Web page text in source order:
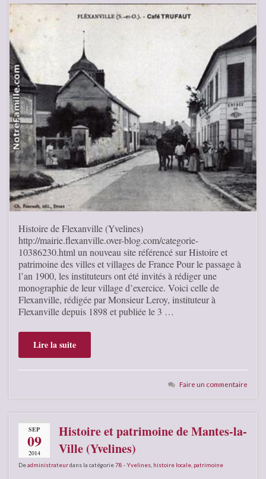
Histoire de Flexanville (Yvelines)
http://mairie.flexanville.over-blog.com/categorie-
10386230.html un nouveau site référencé sur Histoire et
patrimoine des villes et villages de France Pour le passage à
l’an 1900, les instituteurs ont été invités à rédiger une
monographie de leur village d’exercice. Voici celle de
Flexanville, rédigée par Monsieur Leroy, instituteur à
Flexanville depuis 1898 et publiée le 3 …
Lire la suite
Faire un commentaire
SEP
09
2014
Histoire et patrimoine de Mantes-la-
Ville (Yvelines)
Deadministrateurdans la catégorie78 - Yvelines, histoire locale, patrimoine